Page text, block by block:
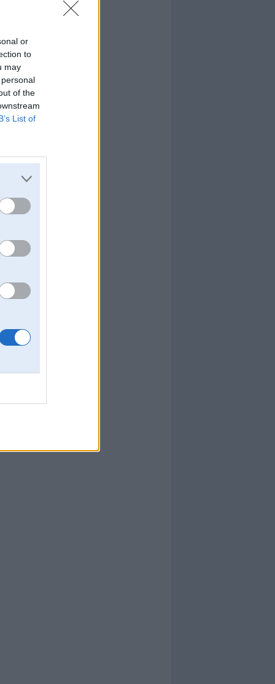
or
to
may
of the
List of